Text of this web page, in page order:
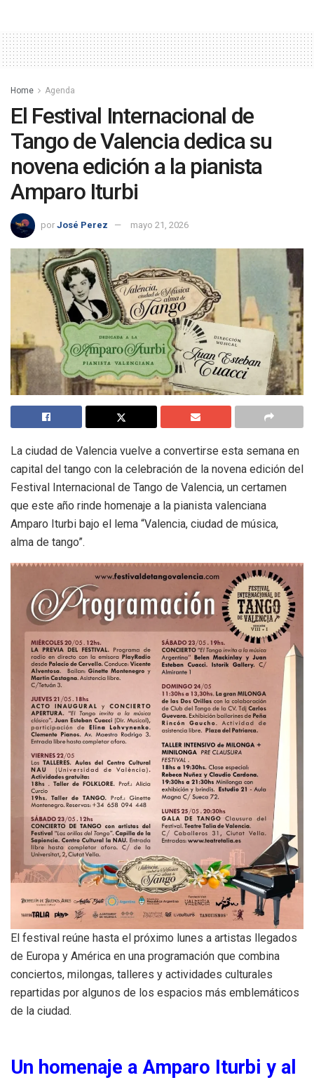
Home Agenda
El Festival Internacional de
Tango de Valencia dedica su
novena edición a la pianista
Amparo Iturbi
por José Perez mayo 21, 2026
La ciudad de Valencia vuelve a convertirse esta semana en
capital del tango con la celebración de la novena edición del
Festival Internacional de Tango de Valencia, un certamen
que este año rinde homenaje a la pianista valenciana
Amparo Iturbi bajo el lema “Valencia, ciudad de música,
alma de tango”.
El festival reúne hasta el próximo lunes a artistas llegados
de Europa y América en una programación que combina
conciertos, milongas, talleres y actividades culturales
repartidas por algunos de los espacios más emblemáticos
de la ciudad.
Un homenaje a Amparo Iturbi y al